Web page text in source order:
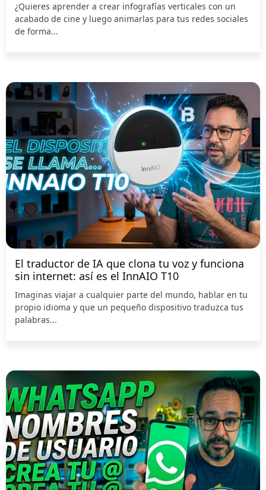
¿Quieres aprender a crear infografías verticales con un
acabado de cine y luego animarlas para tus redes sociales
de forma...
El traductor de IA que clona tu voz y funciona
sin internet: así es el InnAIO T10
Imaginas viajar a cualquier parte del mundo, hablar en tu
propio idioma y que un pequeño dispositivo traduzca tus
palabras...